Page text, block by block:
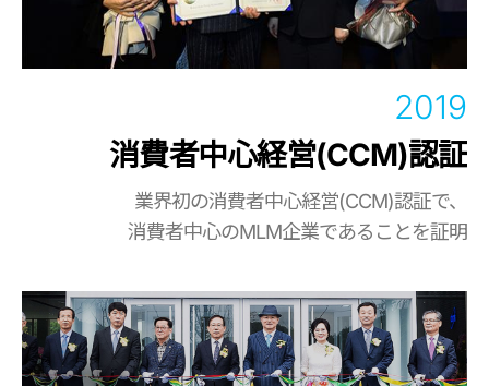
2019
消費者中心経営(CCM)認証
業界初の消費者中心経営(CCM)認証で、
消費者中心のMLM企業であることを証明